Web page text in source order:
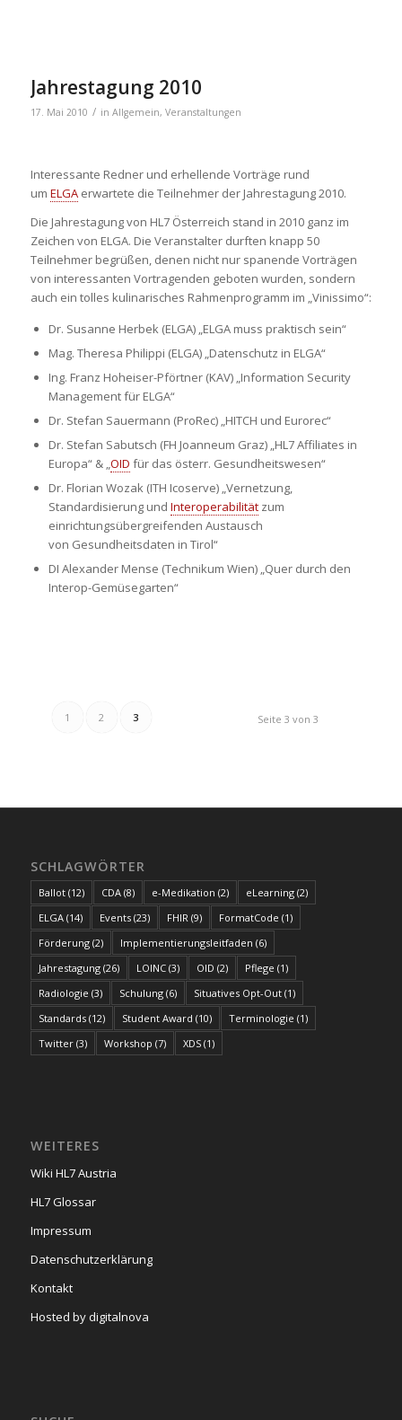
Jahrestagung 2010
17. Mai 2010 / in Allgemein, Veranstaltungen
Interessante Redner und erhellende Vorträge rund
um ELGAerwartete die Teilnehmer der Jahrestagung 2010.
Die Jahrestagung von HL7 Österreich stand in 2010 ganz im
Zeichen von ELGA. Die Veranstalter durften knapp 50
Teilnehmer begrüßen, denen nicht nur spanende Vorträgen
von interessanten Vortragenden geboten wurden, sondern
auch ein tolles kulinarisches Rahmenprogramm im „Vinissimo“:
Dr. Susanne Herbek (ELGA) „ELGA muss praktisch sein“
Mag. Theresa Philippi (ELGA) „Datenschutz in ELGA“
Ing. Franz Hoheiser-Pförtner (KAV) „Information Security
Management für ELGA“
Dr. Stefan Sauermann (ProRec) „HITCH und Eurorec“
Dr. Stefan Sabutsch (FH Joanneum Graz) „HL7 Affiliates in
Europa“ & „OID für das österr. Gesundheitswesen“
Dr. Florian Wozak (ITH Icoserve) „Vernetzung,
Standardisierung und Interoperabilitätzum
einrichtungsübergreifenden Austausch
von Gesundheitsdaten in Tirol“
DI Alexander Mense (Technikum Wien) „Quer durch den
Interop-Gemüsegarten“
Seite 3 von 3
1 2 3
SCHLAGWÖRTER
Ballot(12) CDA(8) e-Medikation (2) eLearning(2)
ELGA(14) Events(23) FHIR(9) FormatCode (1)
Förderung(2) Implementierungsleitfaden (6)
Jahrestagung(26) LOINC(3) OID (2) Pflege (1)
Radiologie (3) Schulung(6) Situatives Opt-Out(1)
Standards(12) Student Award (10) Terminologie (1)
Twitter(3) Workshop (7) XDS(1)
WEITERES
Wiki HL7 Austria
HL7 Glossar
Impressum
Datenschutzerklärung
Kontakt
Hosted by digitalnova